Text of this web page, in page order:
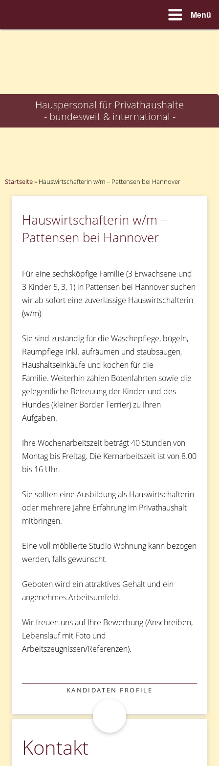
Menü
Hauspersonal für Privathaushalte
- bundesweit & international -
Startseite» Hauswirtschafterin w/m – Pattensen bei Hannover
Hauswirtschafterin w/m –
Pattensen bei Hannover
Für eine sechsköpfige Familie (3 Erwachsene und
3 Kinder 5, 3, 1) in Pattensen bei Hannover suchen
wir ab sofort eine zuverlässige Hauswirtschafterin
(w/m).
Sie sind zuständig für die Wäschepflege, bügeln,
Raumpflege inkl. aufräumen und staubsaugen,
Haushaltseinkäufe und kochen für die
Familie. Weiterhin zählen Botenfahrten sowie die
gelegentliche Betreuung der Kinder und des
Hundes (kleiner Border Terrier) zu Ihren
Aufgaben.
Ihre Wochenarbeitszeit beträgt 40 Stunden von
Montag bis Freitag. Die Kernarbeitszeit ist von 8.00
bis 16 Uhr.
Sie sollten eine Ausbildung als Hauswirtschafterin
oder mehrere Jahre Erfahrung im Privathaushalt
mitbringen.
Eine voll möblierte Studio Wohnung kann bezogen
werden, falls gewünscht.
Geboten wird ein attraktives Gehalt und ein
angenehmes Arbeitsumfeld.
Wir freuen uns auf Ihre Bewerbung (Anschreiben,
Lebenslauf mit Foto und
Arbeitszeugnissen/Referenzen).
KATEGORIEN
KANDIDATEN PROFILE
Kontakt